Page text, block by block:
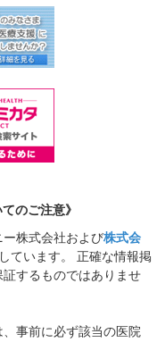
のご注意》
株式会社および株式会
ています。 正確な情報掲
するものではありませ
事前に必ず該当の医院